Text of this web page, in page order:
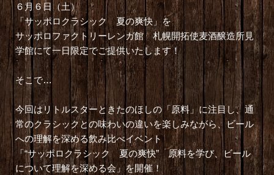
６月６日（土）
「サッポロクラシック 夏の爽快」を
サッポロファクトリーレンガ館 札幌開拓使麦酒醸造所見
学館にて一日限定でご提供いたします！
そこで…
今回はリトルスターときたのほしの「原料」に注目し、通
常のクラシックとの味わいの違いを楽しみながら、ビール
への理解を深める飲み比べイベント
「“サッポロクラシック 夏の爽快” 原料を学び、ビール
について理解を深める会」を開催！